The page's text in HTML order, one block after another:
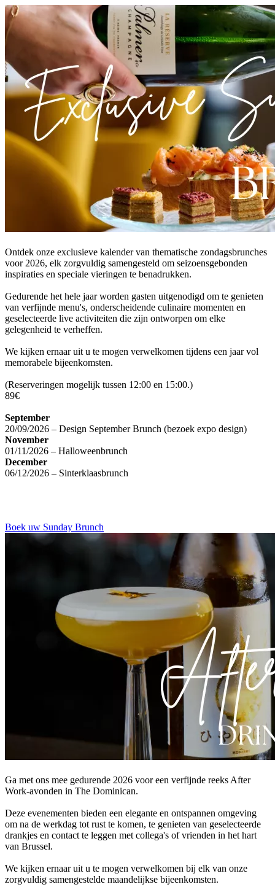
Ontdek onze exclusieve kalender van thematische zondagsbrunches
voor 2026, elk zorgvuldig samengesteld om seizoensgebonden
inspiraties en speciale vieringen te benadrukken.
Gedurende het hele jaar worden gasten uitgenodigd om te genieten
van verfijnde menu's, onderscheidende culinaire momenten en
geselecteerde live activiteiten die zijn ontworpen om elke
gelegenheid te verheffen.
We kijken ernaar uit u te mogen verwelkomen tijdens een jaar vol
memorabele bijeenkomsten.
(Reserveringen mogelijk tussen 12:00 en 15:00.)
89€
September
20/09/2026 – Design September Brunch (bezoek expo design)
November
01/11/2026 – Halloweenbrunch
December
06/12/2026 – Sinterklaasbrunch
Boek uw Sunday Brunch
Ga met ons mee gedurende 2026 voor een verfijnde reeks After
Work-avonden in The Dominican.
Deze evenementen bieden een elegante en ontspannen omgeving
om na de werkdag tot rust te komen, te genieten van geselecteerde
drankjes en contact te leggen met collega's of vrienden in het hart
van Brussel.
We kijken ernaar uit u te mogen verwelkomen bij elk van onze
zorgvuldig samengestelde maandelijkse bijeenkomsten.